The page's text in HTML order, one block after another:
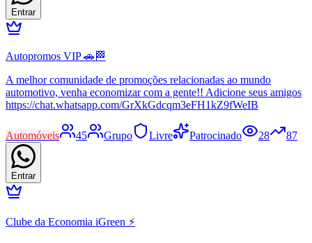
Entrar
Autopromos VIP 🚗🏁
A melhor comunidade de promoções relacionadas ao mundo
automotivo, venha economizar com a gente!! Adicione seus amigos
https://chat.whatsapp.com/GrXkGdcqm3eFH1kZ9fWeIB
Automóveis 45 Grupo Livre Patrocinado 28 87
Entrar
Clube da Economia iGreen ⚡